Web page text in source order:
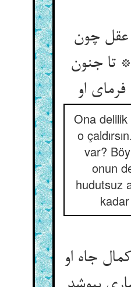
عقل چون
تا جنون
او
Ona
o
var?
onun
hudutsuz
جاه او